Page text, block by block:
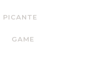
PICANTE
GAME